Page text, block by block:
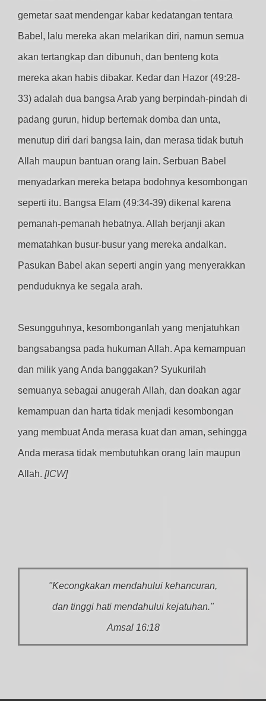
gemetar saat mendengar kabar kedatangan tentara
Babel, lalu mereka akan melarikan diri, namun semua
akan tertangkap dan dibunuh, dan benteng kota
mereka akan habis dibakar. Kedar dan Hazor (49:28-
33) adalah dua bangsa Arab yang berpindah-pindah di
padang gurun, hidup berternak domba dan unta,
menutup diri dari bangsa lain, dan merasa tidak butuh
Allah maupun bantuan orang lain. Serbuan Babel
menyadarkan mereka betapa bodohnya kesombongan
seperti itu. Bangsa Elam (49:34-39) dikenal karena
pemanah-pemanah hebatnya. Allah berjanji akan
mematahkan busur-busur yang mereka andalkan.
Pasukan Babel akan seperti angin yang menyerakkan
penduduknya ke segala arah.
Sesungguhnya, kesombonganlah yang menjatuhkan
bangsabangsa pada hukuman Allah. Apa kemampuan
dan milik yang Anda banggakan? Syukurilah
semuanya sebagai anugerah Allah, dan doakan agar
kemampuan dan harta tidak menjadi kesombongan
yang membuat Anda merasa kuat dan aman, sehingga
Anda merasa tidak membutuhkan orang lain maupun
Allah. [ICW]
"Kecongkakan mendahului kehancuran,
dan tinggi hati mendahului kejatuhan."
Amsal 16:18